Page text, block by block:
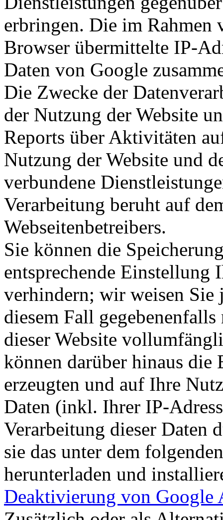
erbringen. Die im
Browser übermittelte IP-
Daten von Google
Die Zwecke der
der Nutzung der Website
Reports über Aktivitäten
Nutzung der Website und
verbundene
Verarbeitung beruht auf
Webseitenbetreibers.
Sie können die
entsprechende Einstellung
verhindern; wir weisen Sie
diesem Fall
dieser Website
können darüber hinaus die
erzeugten und auf Ihre
Daten (inkl. Ihrer IP-
Verarbeitung dieser Daten
sie das unter dem
herunterladen und
Deaktivierung von Google